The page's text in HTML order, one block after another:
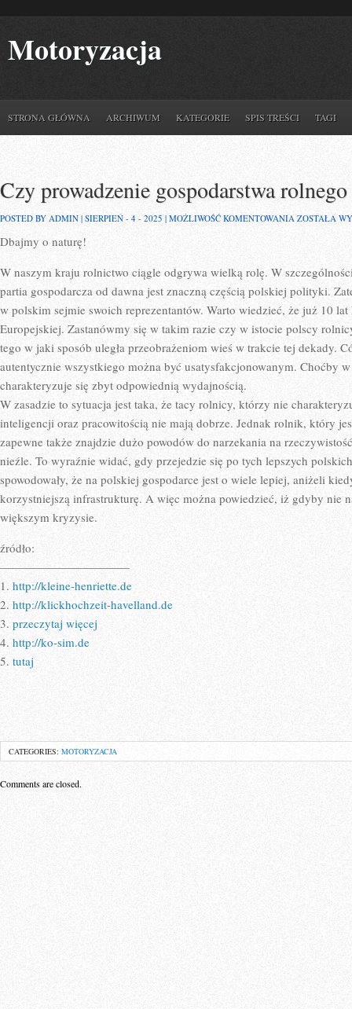
Motoryzacja
STRONA GŁÓWNA ARCHIWUM KATEGORIE SPIS TREŚCI TAGI
Czy prowadzenie gospodarstwa rolnego
POSTED BY ADMIN | SIERPIEŃ - 4 - 2025 | MOŻLIWOŚĆ KOMENTOWANIA CZY
SIĘ
OPŁACIĆ?
ZOSTAŁA
Dbajmy o naturę!
W naszym kraju rolnictwo ciągle odgrywa wielką rolę. W
partia gospodarcza od dawna jest znaczną częścią polskiej polityki.
w polskim sejmie swoich reprezentantów. Warto wiedzieć, że już 10
Europejskiej. Zastanówmy się w takim razie czy w istocie polscy
tego w jaki sposób uległa przeobrażeniom wieś w trakcie tej dekady.
autentycznie wszystkiego można być usatysfakcjonowanym. Choćby
charakteryzuje się zbyt odpowiednią wydajnością.
W zasadzie to sytuacja jest taka, że tacy rolnicy, którzy nie
inteligencji oraz pracowitością nie mają dobrze. Jednak rolnik, który
zapewne także znajdzie dużo powodów do narzekania na
nieźle. To wyraźnie widać, gdy przejedzie się po tych lepszych
spowodowały, że na polskiej gospodarce jest o wiele lepiej, aniżeli
korzystniejszą infrastrukturę. A więc można powiedzieć, iż gdyby nie
większym kryzysie.
źródło:
———————————
1. http://kleine-henriette.de
2. http://klickhochzeit-havelland.de
3. przeczytaj więcej
4. http://ko-sim.de
5. tutaj
CATEGORIES: MOTORYZACJA
Comments are closed.